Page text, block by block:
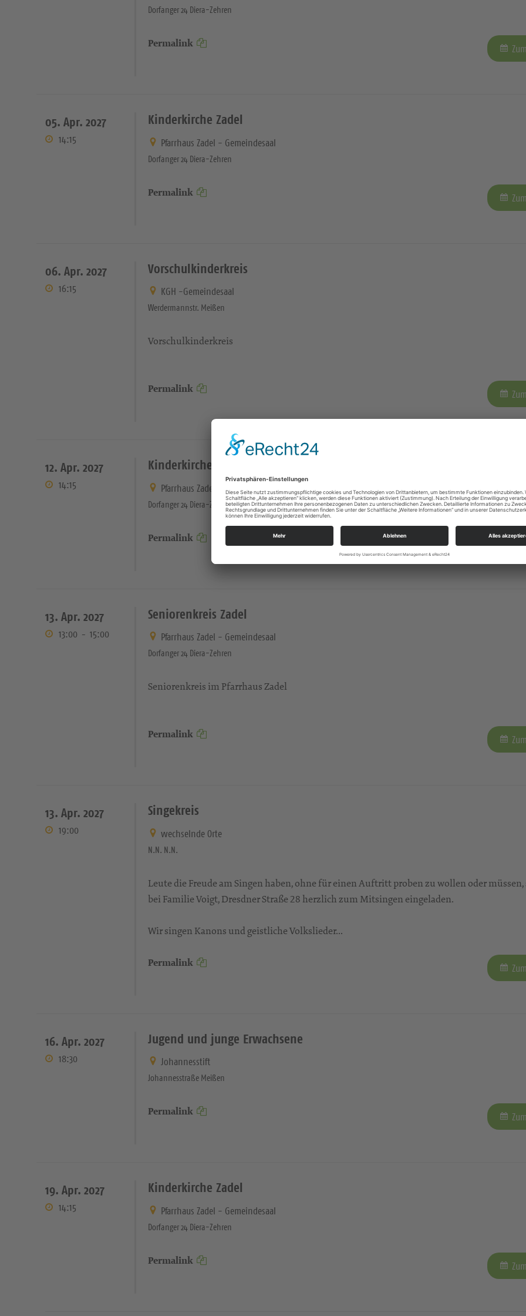
Dorfanger 24 Diera-Zehren
Permalink
05. Apr. 2027
14:15
Kinderkirche Zadel
Pfarrhaus Zadel - Gemeindesaal
Dorfanger 24 Diera-Zehren
Permalink
06. Apr. 2027
16:15
Vorschulkinderkreis
KGH -Gemeindesaal
Werdermannstr. Meißen
Vorschulkinderkreis
Permalink
12. Apr. 2027
14:15
Kinderkirche Zadel
Pfarrhaus Zadel - Gemeindesaal
Dorfanger 24 Diera-Zehren
Permalink
13. Apr. 2027
13:00 - 15:00
Seniorenkreis Zadel
Pfarrhaus Zadel - Gemeindesaal
Dorfanger 24 Diera-Zehren
Seniorenkreis im Pfarrhaus Zadel
Permalink
13. Apr. 2027
19:00
Singekreis
wechselnde Orte
N.N. N.N.
Leute die Freude am Singen haben, ohne für einen Auftritt proben zu wollen oder
bei Familie Voigt, Dresdner Straße 28 herzlich zum Mitsingen eingeladen.
Wir singen Kanons und geistliche Volkslieder...
Permalink
16. Apr. 2027
18:30
Jugend und junge Erwachsene
Johannesstift
Johannesstraße Meißen
Permalink
19. Apr. 2027
14:15
Kinderkirche Zadel
Pfarrhaus Zadel - Gemeindesaal
Dorfanger 24 Diera-Zehren
Permalink